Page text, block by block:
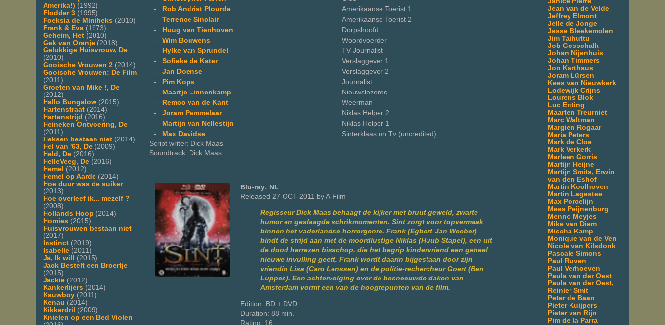
Amerika!) (1992)
Flodder 3 (1995)
Foeksia de Miniheks (2010)
Frank & Eva (1973)
Geheim, Het (2010)
Gek van Oranje (2018)
Gelukkige Huisvrouw, De
(2010)
Gooische Vrouwen 2 (2014)
Gooische Vrouwen: De Film
(2011)
Groeten van Mike !, De
(2012)
Hallo Bungalow (2015)
Hartenstraat (2014)
Hartenstrijd (2016)
Heineken Ontvoering, De
(2011)
Heksen bestaan niet (2014)
Hel van '63, De (2009)
Held, De (2016)
HelleVeeg, De (2016)
Hemel (2012)
Hemel op Aarde (2014)
Hoe duur was de suiker
(2013)
Hoe overleef ik... mezelf ?
(2008)
Hollands Hoop (2014)
Homies (2015)
Huisvrouwen bestaan niet
(2017)
Instinct (2019)
Isabelle (2011)
Ja, Ik wil! (2015)
Jack Bestelt een Broertje
(2015)
Jackie (2012)
Kankerlijers (2014)
Kauwboy (2011)
Kenau (2014)
Kikkerdril (2009)
Knielen op een Bed Violen
Jean van de Velde
Jeffrey Elmont
Jelle de Jonge
Jesse Bleekemolen
Jim Taihuttu
Job Gosschalk
Johan Nijenhuis
Johan Timmers
Jon Karthaus
Joram Lürsen
Kees van Nieuwkerk
Lodewijk Crijns
Lourens Blok
Luc Enting
Maarten Treurniet
Marc Waltman
Margien Rogaar
Maria Peters
Mark de Cloe
Mark Verkerk
Marleen Gorris
Martijn Heijne
Martijn Smits, Erwin
van den Eshof
Martin Koolhoven
Martin Lagestee
Max Porcelijn
Mees Peijnenburg
Menno Meyjes
Mike van Diem
Mischa Kamp
Monique van de Ven
Nicole van Kilsdonk
Pascale Simons
Paul Ruven
Paul Verhoeven
Paula van der Oest
Paula van der Oest,
Reinier Smit
Peter de Baan
Pieter Kuijpers
Pieter van Rijn
Pim de la Parra
-
Rob Andrist Plourde
Amerikaanse Toerist 1
- Terrence Sinclair
Amerikaanse Toerist 2
-
Huug van Tienhoven
Dorpshoofd
- Wim Bouwens
Woordvoerder
-
Hylke van Sprundel
TV-Journalist
- Sofieke de Kater
Verslaggever 1
- Jan Doense
Verslaggever 2
-
Pim Kops
Journalist
-
Maartje Linnenkamp
Nieuwslezeres
-
Remco van de Kant
Weerman
- Joram Pemmelaar
Niklas Helper 2
-
Martijn van Nellestijn
Niklas Helper 1
-
Max Davidse
Sinterklaas on Tv (uncredited)
Script writer: Dick Maas
Soundtrack: Dick Maas
Blu-ray: NL
Released 27-OCT-2011 by A-Film
Regisseur Dick Maas behaagt de kijker met bruut geweld, zwarte
humor en geslaagde schrikmomenten. Sint zorgt voor topvermaak
binnen het vaderlandse horrorgenre. Frank (Egbert-Jan Weeber)
bindt de strijd aan met de moordlustige Niklas (Huub Stapel), een uit
de dood herrezen bisschop, die het begrip kindervriend een geheel
nieuwe invulling geeft. Frank wordt daarin bijgestaan door zijn
vriendin Lisa (Caro Lenssen) en de politie-rechercheur Goert (Ben
Luppes). Een achtervolging over de besneeuwde daken van
Amsterdam vormt een van de hoogtepunten van de film.
Edition: BD + DVD
Duration: 88 min.
Rating: 16